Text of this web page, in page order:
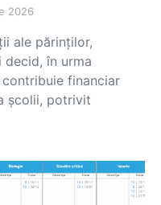
2026
ale părinților,
în urma
financiar
școlii, potrivit